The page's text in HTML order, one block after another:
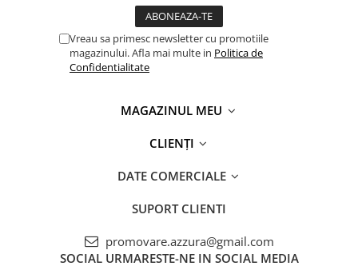
Vreau sa primesc newsletter cu promotiile
magazinului. Afla mai multe in Politica de
Confidentialitate
MAGAZINUL MEU
CLIENȚI
DATE COMERCIALE
SUPORT CLIENTI
promovare.azzura@gmail.com
SOCIAL URMARESTE-NE IN SOCIAL MEDIA